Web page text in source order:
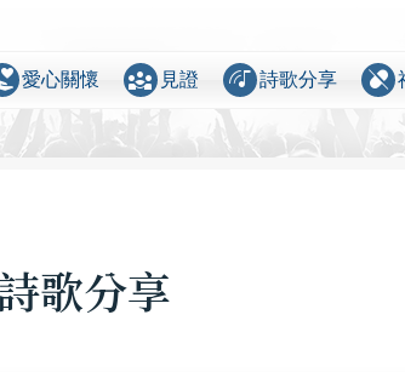
愛心關懷 diversity_3 見證 music_cast 詩歌分享 pill_off
歌分享